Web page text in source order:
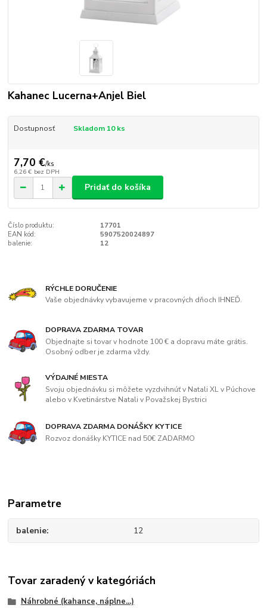
Kahanec Lucerna+Anjel Biel
Dostupnosť Skladom 10 ks
7,70 €/ks
6,26 € bez DPH
Pridať do košíka
Číslo produktu:
17701
EAN kód:
5907520024897
balenie:
12
RÝCHLE DORUČENIE
Vaše objednávky vybavujeme v pracovných dňoch IHNEĎ.
DOPRAVA ZDARMA TOVAR
Objednajte si tovar v hodnote 100 € a dopravu máte grátis.
Osobný odber je zdarma vždy.
VÝDAJNÉ MIESTA
Svoju objednávku si môžete vyzdvihnúť v Natali XL v Púchove
alebo v Kvetinárstve Natali v Považskej Bystrici
DOPRAVA ZDARMA DONÁŠKY KYTICE
Rozvoz donášky KYTICE nad 50€ ZADARMO
Parametre
balenie 12
Tovar zaradený v kategóriách
Náhrobné (kahance, náplne...)